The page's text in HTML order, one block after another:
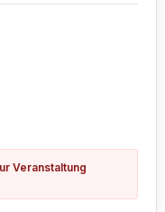
Veranstaltung